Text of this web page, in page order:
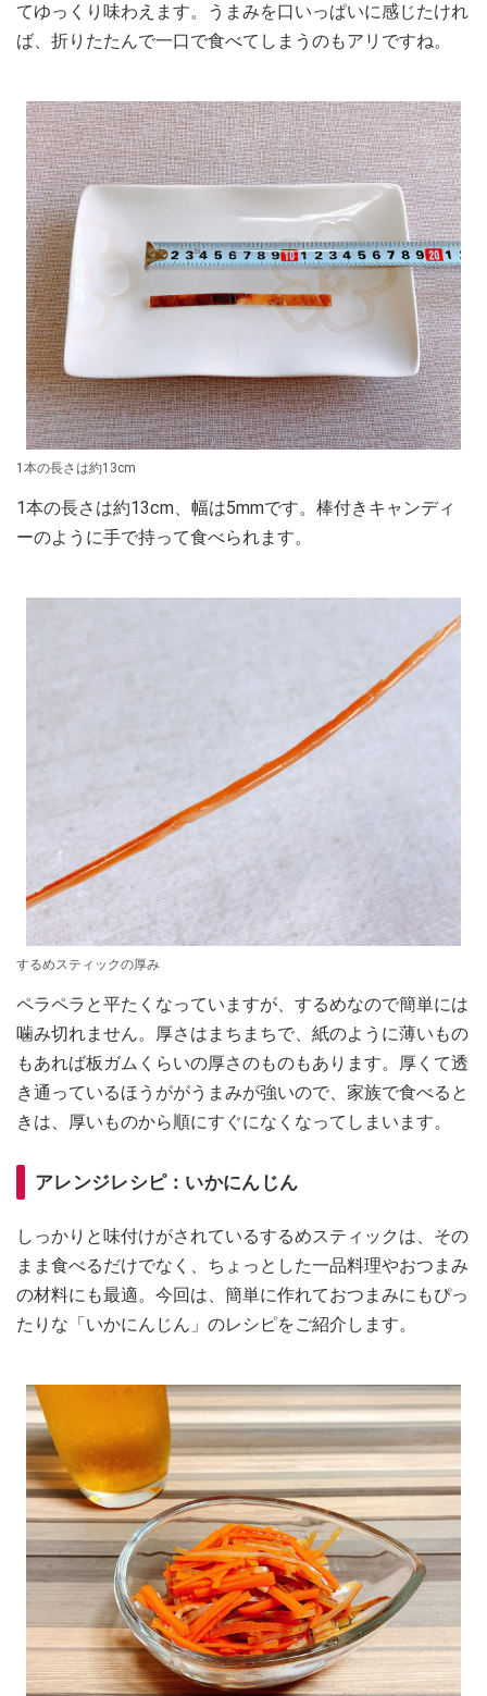
てゆっくり味わえます。うまみを口いっぱいに感じたけれ
ば、折りたたんで一口で食べてしまうのもアリですね。
1本の長さは約13cm
1本の長さは約13cm、幅は5mmです。棒付きキャンディ
ーのように手で持って食べられます。
するめスティックの厚み
ペラペラと平たくなっていますが、するめなので簡単には
噛み切れません。厚さはまちまちで、紙のように薄いもの
もあれば板ガムくらいの厚さのものもあります。厚くて透
き通っているほうががうまみが強いので、家族で食べると
きは、厚いものから順にすぐになくなってしまいます。
アレンジレシピ：いかにんじん
しっかりと味付けがされているするめスティックは、その
まま食べるだけでなく、ちょっとした一品料理やおつまみ
の材料にも最適。今回は、簡単に作れておつまみにもぴっ
たりな「いかにんじん」のレシピをご紹介します。